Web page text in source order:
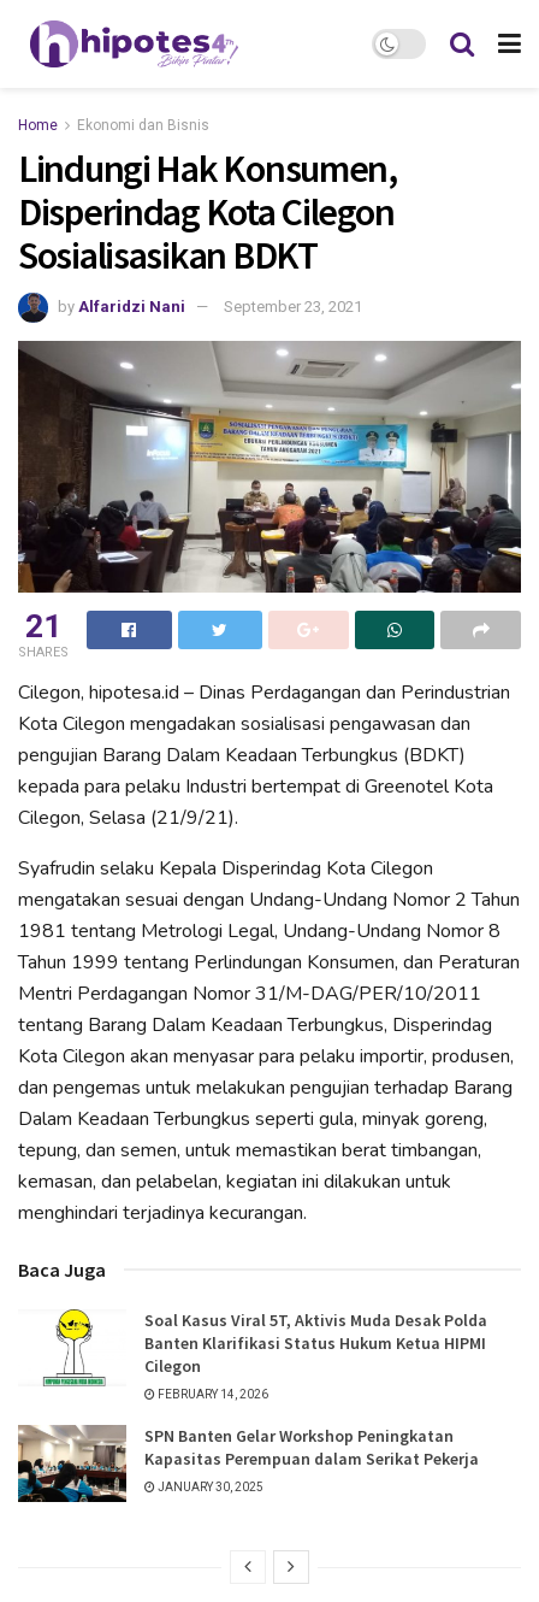
Home Ekonomi dan Bisnis
Lindungi Hak Konsumen,
Disperindag Kota Cilegon
Sosialisasikan BDKT
by Alfaridzi Nani September 23, 2021
21
SHARES
Cilegon, hipotesa.id – Dinas Perdagangan dan Perindustrian
Kota Cilegon mengadakan sosialisasi pengawasan dan
pengujian Barang Dalam Keadaan Terbungkus (BDKT)
kepada para pelaku Industri bertempat di Greenotel Kota
Cilegon, Selasa (21/9/21).
Syafrudin selaku Kepala Disperindag Kota Cilegon
mengatakan sesuai dengan Undang-Undang Nomor 2 Tahun
1981 tentang Metrologi Legal, Undang-Undang Nomor 8
Tahun 1999 tentang Perlindungan Konsumen, dan Peraturan
Mentri Perdagangan Nomor 31/M-DAG/PER/10/2011
tentang Barang Dalam Keadaan Terbungkus, Disperindag
Kota Cilegon akan menyasar para pelaku importir, produsen,
dan pengemas untuk melakukan pengujian terhadap Barang
Dalam Keadaan Terbungkus seperti gula, minyak goreng,
tepung, dan semen, untuk memastikan berat timbangan,
kemasan, dan pelabelan, kegiatan ini dilakukan untuk
menghindari terjadinya kecurangan.
Baca Juga
Soal Kasus Viral 5T, Aktivis Muda Desak Polda
Banten Klarifikasi Status Hukum Ketua HIPMI
Cilegon
FEBRUARY 14, 2026
SPN Banten Gelar Workshop Peningkatan
Kapasitas Perempuan dalam Serikat Pekerja
JANUARY 30, 2025